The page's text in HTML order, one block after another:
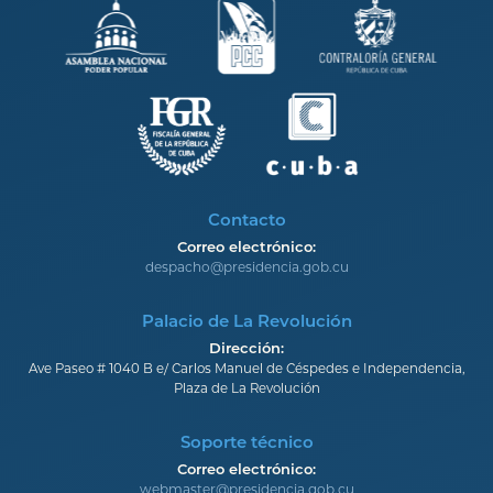
Contacto
Correo electrónico:
despacho@presidencia.gob.cu
Palacio de La Revolución
Dirección:
Ave Paseo # 1040 B e/ Carlos Manuel de Céspedes e Independencia,
Plaza de La Revolución
Soporte técnico
Correo electrónico:
webmaster@presidencia.gob.cu